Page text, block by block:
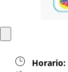
Horario: